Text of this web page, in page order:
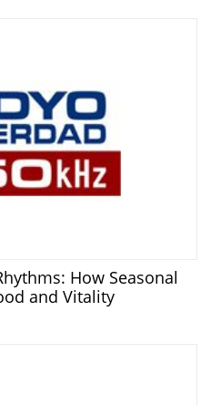
How Seasonal
and Vitality